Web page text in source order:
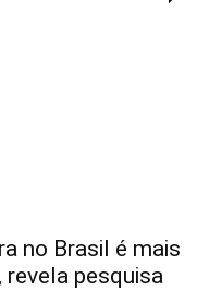
no Brasil é mais
pesquisa